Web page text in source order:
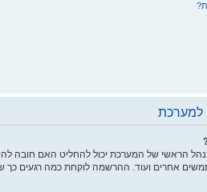
למערכת
הראשי של המערכת יכול להחליט האם חובה
אחרים ועוד. ההרשמה לוקחת כמה רגעים כך